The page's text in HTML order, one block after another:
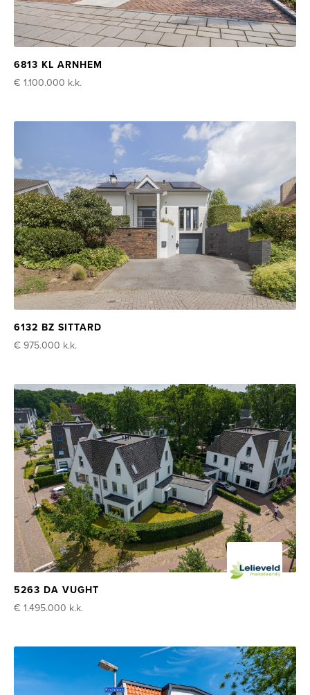
6813 KL ARNHEM
€ 1.100.000 k.k.
6132 BZ SITTARD
€ 975.000 k.k.
5263 DA VUGHT
€ 1.495.000 k.k.